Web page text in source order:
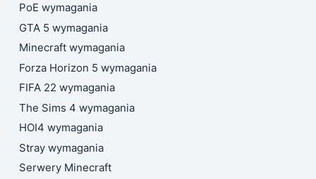
PoE wymagania
GTA 5 wymagania
Minecraft wymagania
Forza Horizon 5 wymagania
FIFA 22 wymagania
The Sims 4 wymagania
HOI4 wymagania
Stray wymagania
Serwery Minecraft